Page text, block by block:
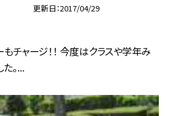
更新日 2017/04/29
チャージ！！ 今度はクラスや学年み
。...